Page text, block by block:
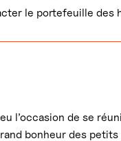
le portefeuille des
l’occasion de se
bonheur des